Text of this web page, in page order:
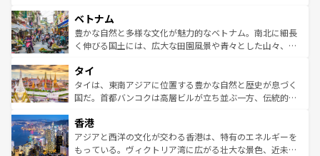
参照してほしい。
容にもいいと評判のスイーツなど、バラエティ豊かな料理
が味わえる。 なお、新着の台湾情報は コンテンツ一覧を参
照してほしい。
き、地方に足を延ばせば四季折々の自然美を楽しむことが
できる。そして、キムチや焼肉、絶品のストリートフード
まで、さまざまな韓国料理が待っている。夜には、韓国な
リティに包まれながら、韓国の多彩な魅力を心ゆくまで味
わってみてほしい。 なお、新着の韓国情報はコンテンツ一
覧を参照してほしい。
ベトナム
豊かな自然と多様な文化が魅力的なベトナム。南北に細長
く伸びる国土には、広大な田園風景や青々とした山々、世
急速な発展と共に伝統が息づく。ハノイの古い町並みやホ
ーチミン市のフランス統治時代の建物も、独特の雰囲気を
醸し出している。また、バラエティの豊かさとおいしさで
とつ。フォーやバインミー、ベトナムコーヒーなどは、ぜ
ひ現地で味わいたい。どの地域を訪れてもあたたかい人々
が旅行者を迎えてくれるので、きっと忘れられない旅にな
タイ
タイは、東南アジアに位置する豊かな自然と歴史が息づく
国だ。首都バンコクは高層ビルが立ち並ぶ一方、伝統的な
の活気が交差している。北部ではチェンマイなどの山岳地
帯で自然と触れ合い、南部ではプーケットやクラビの美し
いビーチでリゾート気分を楽しむことができる。タイ料理
香港
アジアと西洋の文化が交わる香港は、特有のエネルギーを
もっている。ヴィクトリア湾に広がる壮大な景色、近未来